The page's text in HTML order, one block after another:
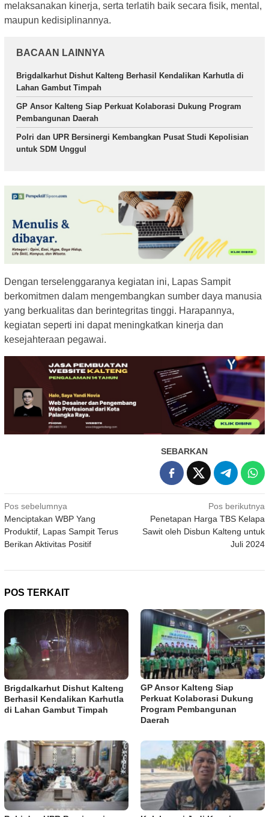
melaksanakan kinerja, serta terlatih baik secara fisik, mental,
maupun kedisiplinannya.
BACAAN LAINNYA
Brigdalkarhut Dishut Kalteng Berhasil Kendalikan Karhutla di
Lahan Gambut Timpah
GP Ansor Kalteng Siap Perkuat Kolaborasi Dukung Program
Pembangunan Daerah
Polri dan UPR Bersinergi Kembangkan Pusat Studi Kepolisian
untuk SDM Unggul
Dengan terselenggaranya kegiatan ini, Lapas Sampit
berkomitmen dalam mengembangkan sumber daya manusia
yang berkualitas dan berintegritas tinggi. Harapannya,
kegiatan seperti ini dapat meningkatkan kinerja dan
kesejahteraan pegawai.
SEBARKAN
Navigasi
pos
Pos sebelumnya
Menciptakan WBP Yang
Produktif, Lapas Sampit Terus
Berikan Aktivitas Positif
Pos berikutnya
Penetapan Harga TBS Kelapa
Sawit oleh Disbun Kalteng untuk
Juli 2024
POS TERKAIT
Brigdalkarhut Dishut Kalteng
Berhasil Kendalikan Karhutla
di Lahan Gambut Timpah
GP Ansor Kalteng Siap
Perkuat Kolaborasi Dukung
Program Pembangunan
Daerah